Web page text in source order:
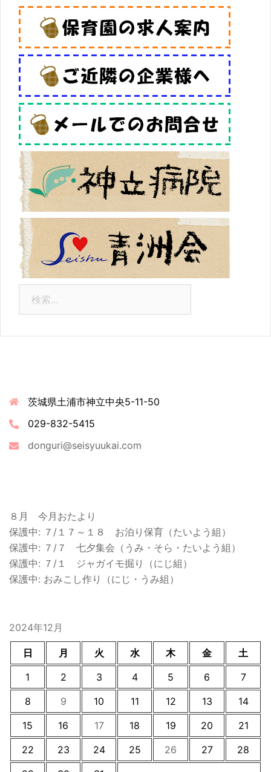
茨城県土浦市神立中央5-11-50
029-832-5415
donguri@seisyuukai.com
８月 今月おたより
保護中: ７/１７～１８ お泊り保育（たいよう組）
保護中: ７/７ 七夕集会（うみ・そら・たいよう組）
保護中: ７/１ ジャガイモ掘り（にじ組）
保護中: おみこし作り（にじ・うみ組）
2024年12月
日 月 火 水 木 金
土
1
2 3 4 5 6
7
8
9 10 11 12 13
14
15
16 17 18 19 20
21
22
23 24 25 26 27
28